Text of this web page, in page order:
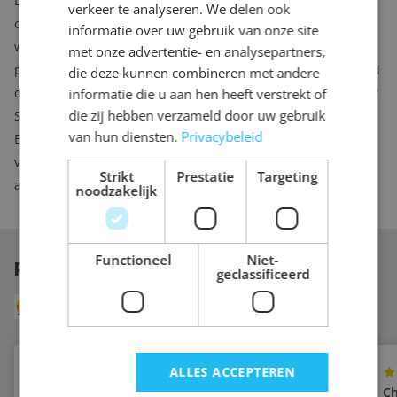
opbergoplossing die de rest van uw leven mee kan. Niet alleen
wordt de kast precies pas van wand tot wand en van vloer tot
plafond gemaakt, ook het kastinterieur wordt volledig afgestemd
op uw wensen. Wilt u planken, roedes, lades… waar en hoeveel?
Samen stellen we een kast samen die perfect voor u zal werken.
En mocht u over een aantal jaren toch nog iets willen
veranderen aan het kastinterieur, dan kunt u bij ons
aanvullende lades of planken bestellen.
REVIEWS VAN ONZE KLANTEN
Uit 249 reviews via Klanten Vertellen
verkeer te analyseren. We delen ook
informatie over uw gebruik van onze site
met onze advertentie- en analysepartners,
die deze kunnen combineren met andere
informatie die u aan hen heeft verstrekt of
die zij hebben verzameld door uw gebruik
van hun diensten. Privacybeleid
Strikt
noodzakelijk
Prestatie Targeting
Functioneel
Niet-
geclassificeerd
ALLES ACCEPTEREN